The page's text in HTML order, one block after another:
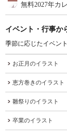
無料2027年カ
イベント・行事か
季節に応じたイベン
お正月のイラスト
恵方巻きのイラスト
雛祭りのイラスト
卒業のイラスト